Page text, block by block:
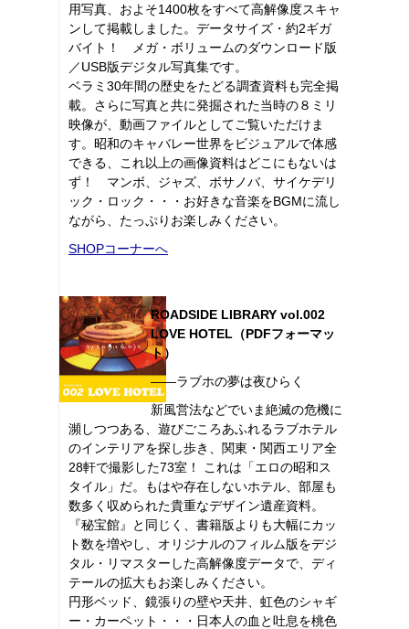
用写真、およそ1400枚をすべて高解像度スキャ
ンして掲載しました。データサイズ・約2ギガ
バイト！ メガ・ボリュームのダウンロード版
／USB版デジタル写真集です。
ベラミ30年間の歴史をたどる調査資料も完全掲
載。さらに写真と共に発掘された当時の８ミリ
映像が、動画ファイルとしてご覧いただけま
す。昭和のキャバレー世界をビジュアルで体感
できる、これ以上の画像資料はどこにもないは
ず！ マンボ、ジャズ、ボサノバ、サイケデリ
ック・ロック・・・お好きな音楽をBGMに流し
ながら、たっぷりお楽しみください。
SHOPコーナーへ
ROADSIDE LIBRARY vol.002
LOVE HOTEL（PDFフォーマッ
ト）
――ラブホの夢は夜ひらく
新風営法などでいま絶滅の危機に
瀕しつつある、遊びごころあふれるラブホテル
のインテリアを探し歩き、関東・関西エリア全
28軒で撮影した73室！ これは「エロの昭和ス
タイル」だ。もはや存在しないホテル、部屋も
数多く収められた貴重なデザイン遺産資料。
『秘宝館』と同じく、書籍版よりも大幅にカッ
ト数を増やし、オリジナルのフィルム版をデジ
タル・リマスターした高解像度データで、ディ
テールの拡大もお楽しみください。
円形ベッド、鏡張りの壁や天井、虹色のシャギ
ー・カーペット・・・日本人の血と吐息を桃色